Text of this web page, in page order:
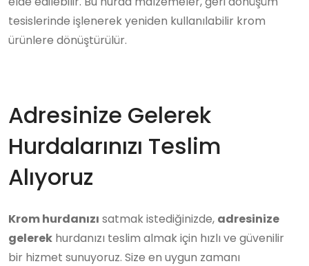
tesislerinde işlenerek yeniden kullanılabilir krom
ürünlere dönüştürülür.
Adresinize Gelerek
Hurdalarınızı Teslim
Alıyoruz
Krom hurdanızı satmak istediğinizde, adresinize
gelerek hurdanızı teslim almak için hızlı ve güvenilir
bir hizmet sunuyoruz. Size en uygun zamanı